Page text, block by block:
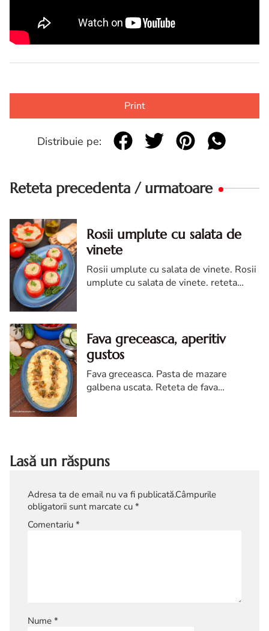
Print
Distribuie pe:
Reteta precedenta / urmatoare
Rosii umplute cu salata de
vinete
Rosii umplute cu salata de vinete. Rosii
umplute cu salata de vinete. reteta
Fava greceasca, aperitiv
gustos
Fava greceasca. Pasta de mazare
galbena uscata. Reteta de fava
Lasă un răspuns
Adresa ta de email nu va fi publicată.Câmpurile
obligatorii sunt marcate cu *
Comentariu *
Nume *